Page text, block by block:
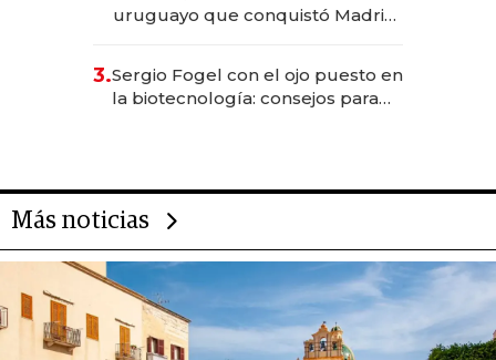
uruguayo que conquistó Madrid:
anticipación y prepara apertura
3.Sergio Fogel con el ojo puesto en
la biotecnología: consejos para
Más noticias